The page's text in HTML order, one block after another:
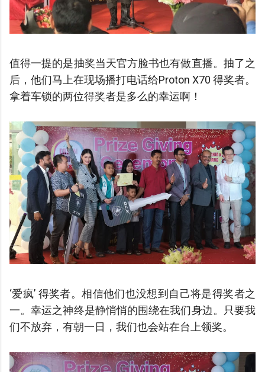
值得一提的是抽奖当天官方脸书也有做直播。抽了之
后，他们马上在现场播打电话给Proton X70 得奖者。
拿着车锁的两位得奖者是多么的幸运啊！
‘爱疯’ 得奖者。相信他们也没想到自己将是得奖者之
一。幸运之神终是静悄悄的围绕在我们身边。只要我
们不放弃，有朝一日，我们也会站在台上领奖。